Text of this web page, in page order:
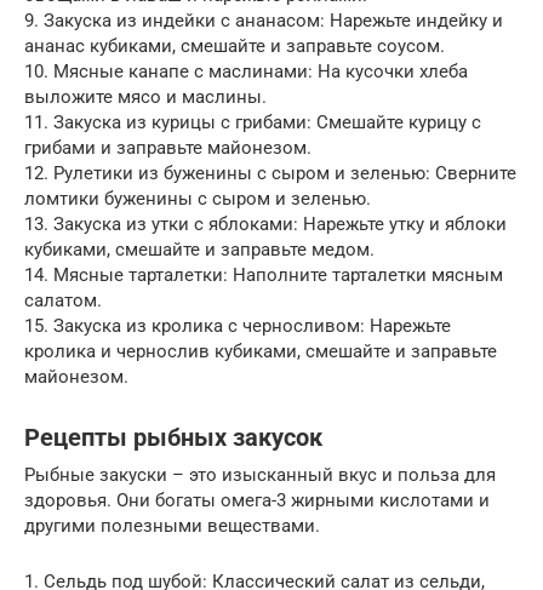
9. Закуска из индейки с ананасом: Нарежьте индейку и
ананас кубиками, смешайте и заправьте соусом.
10. Мясные канапе с маслинами: На кусочки хлеба
выложите мясо и маслины.
11. Закуска из курицы с грибами: Смешайте курицу с
грибами и заправьте майонезом.
12. Рулетики из буженины с сыром и зеленью: Сверните
ломтики буженины с сыром и зеленью.
13. Закуска из утки с яблоками: Нарежьте утку и яблоки
кубиками, смешайте и заправьте медом.
14. Мясные тарталетки: Наполните тарталетки мясным
салатом.
15. Закуска из кролика с черносливом: Нарежьте
кролика и чернослив кубиками, смешайте и заправьте
майонезом.
Рецепты рыбных закусок
Рыбные закуски – это изысканный вкус и польза для
здоровья. Они богаты омега-3 жирными кислотами и
другими полезными веществами.
1. Сельдь под шубой: Классический салат из сельди,